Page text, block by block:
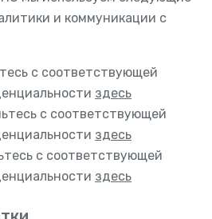
и коммуникации с
с соответствующей
здесь
с соответствующей
здесь
с соответствующей
здесь